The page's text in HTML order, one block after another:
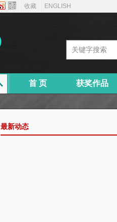
收藏 ENGLISH
首 页 获奖作品
最新动态